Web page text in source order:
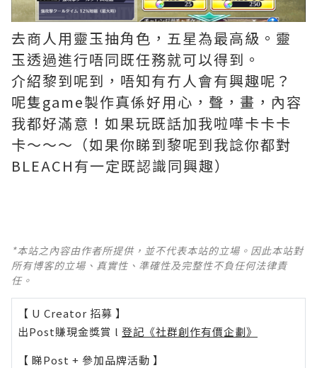
去商人用靈玉抽角色，五星為最高級。靈
玉透過進行唔同既任務就可以得到。
介紹黎到呢到，唔知有冇人會有興趣呢？
呢隻game製作真係好用心，聲，畫，內容
我都好滿意！如果玩既話加我啦嘩卡卡卡
卡～～～（如果你睇到黎呢到我諗你都對
BLEACH有一定既認識同興趣）
*本站之內容由作者所提供，並不代表本站的立場。因此本站對
所有博客的立場、真實性、準確性及完整性不負任何法律責
任。
【 U Creator 招募 】
出Post賺現金獎賞 l 登記《社群創作有價企劃》
【 睇Post + 參加品牌活動 】